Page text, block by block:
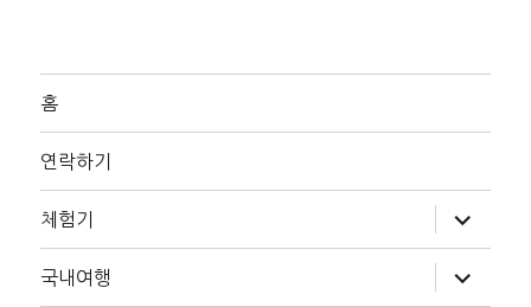
홈
연락하기
체험기
위
메
확
국내여행
위